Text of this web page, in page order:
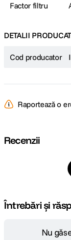
Factor filtru
DETALII
Cod producator
Raportează o
Recenzii
Întrebări și
Nu